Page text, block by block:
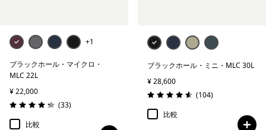
絞り込み
素材 +1
ブラックホール・マイクロ・
MLC 22L
¥ 22,000
評価: 4.2 / 5
(33レビュー
)
比較
ブラックホール・ミニ・MLC 30L
¥ 28,600
評価: 4.6 / 5
(104レビュー
)
比較